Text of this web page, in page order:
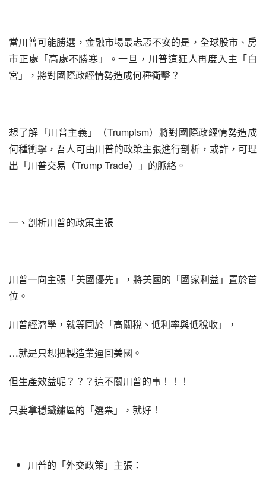
當川普可能勝選，金融市場最忐忑不安的是，全球股市、房
市正處「高處不勝寒」。一旦，川普這狂人再度入主「白
宮」，將對國際政經情勢造成何種衝擊？
想了解「川普主義」（Trumpism）將對國際政經情勢造成
何種衝擊，吾人可由川普的政策主張進行剖析，或許，可理
出「川普交易（Trump Trade）」的脈絡。
一、剖析川普的政策主張
川普一向主張「美國優先」，將美國的「國家利益」置於首
位。
川普經濟學，就等同於「高關稅、低利率與低稅收」，
…就是只想把製造業逼回美國。
但生產效益呢？？？這不關川普的事！！！
只要拿穩鐵鏽區的「選票」，就好！
川普的「外交政策」主張：